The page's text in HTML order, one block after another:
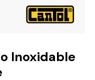
Inoxidable